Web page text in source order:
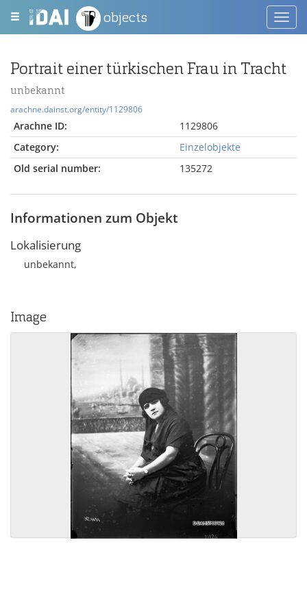
objects
Portrait einer türkischen Frau in Tracht
unbekannt
arachne.dainst.org/entity/1129806
Arachne ID:
1129806
Category:
Einzelobjekte
Old serial number:
135272
Informationen zum Objekt
Lokalisierung
unbekannt,
Image